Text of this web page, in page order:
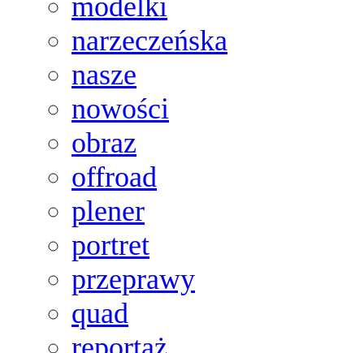
narzeczeńska
nasze
nowości
obraz
offroad
plener
portret
przeprawy
quad